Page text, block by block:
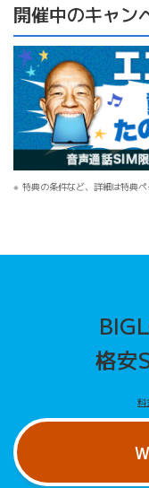
開催中のキャン
特典の条件など、詳細は特典ペ
格安
料